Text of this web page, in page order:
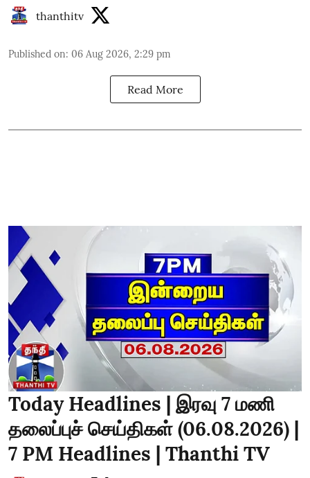
thanthitv
Published on: 06 Aug 2026, 2:29 pm
Read More
Today Headlines | இரவு 7 மணி
தலைப்புச் செய்திகள் (06.08.2026) |
7 PM Headlines | Thanthi TV